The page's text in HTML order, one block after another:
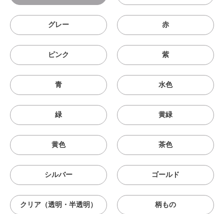
グレー 赤
ピンク 紫
青 水色
緑 黄緑
黄色 茶色
シルバー ゴールド
クリア（透明・半透明） 柄もの